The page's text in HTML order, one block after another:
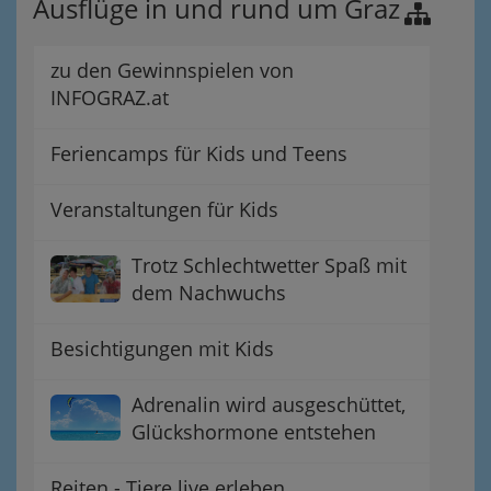
Ausflüge in und rund um Graz
zu den Gewinnspielen von
INFOGRAZ.at
Feriencamps für Kids und Teens
Veranstaltungen für Kids
Trotz Schlechtwetter Spaß mit
dem Nachwuchs
Besichtigungen mit Kids
Adrenalin wird ausgeschüttet,
Glückshormone entstehen